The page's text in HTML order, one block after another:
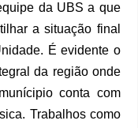
da UBS a que
a situação final
É evidente o
da região onde
conta com
Trabalhos como